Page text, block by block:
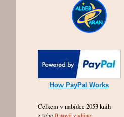
How PayPal Works
Celkem v nabídce 2053 knih